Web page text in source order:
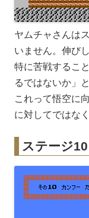
ヤムチャさんは
いません。伸び
特に苦戦するこ
るではないか」
これって悟空に
に対してではな
ステージ